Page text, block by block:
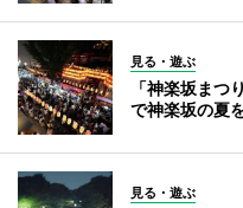
見る・遊ぶ
「神楽坂ま
で神楽坂の夏
見る・遊ぶ